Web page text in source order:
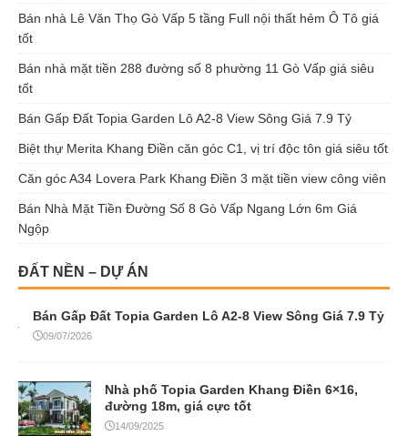
Bán nhà Lê Văn Thọ Gò Vấp 5 tầng Full nội thất hẻm Ô Tô giá
tốt
Bán nhà mặt tiền 288 đường số 8 phường 11 Gò Vấp giá siêu
tốt
Bán Gấp Đất Topia Garden Lô A2-8 View Sông Giá 7.9 Tỷ
Biệt thự Merita Khang Điền căn góc C1, vị trí độc tôn giá siêu tốt
Căn góc A34 Lovera Park Khang Điền 3 mặt tiền view công viên
Bán Nhà Mặt Tiền Đường Số 8 Gò Vấp Ngang Lớn 6m Giá
Ngộp
ĐẤT NỀN – DỰ ÁN
Bán Gấp Đất Topia Garden Lô A2-8 View Sông Giá 7.9 Tỷ
09/07/2026
Nhà phố Topia Garden Khang Điền 6×16,
đường 18m, giá cực tốt
14/09/2025